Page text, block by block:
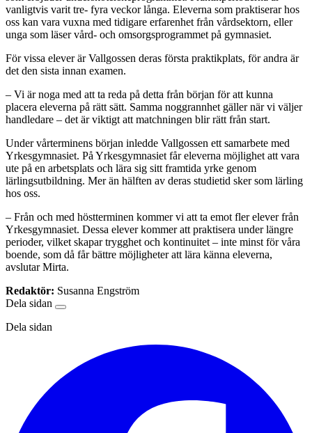
vanligtvis varit tre- fyra veckor långa. Eleverna som praktiserar hos
oss kan vara vuxna med tidigare erfarenhet från vårdsektorn, eller
unga som läser vård- och omsorgsprogrammet på gymnasiet.
För vissa elever är Vallgossen deras första praktikplats, för andra är
det den sista innan examen.
– Vi är noga med att ta reda på detta från början för att kunna
placera eleverna på rätt sätt. Samma noggrannhet gäller när vi väljer
handledare – det är viktigt att matchningen blir rätt från start.
Under vårterminens början inledde Vallgossen ett samarbete med
Yrkesgymnasiet. På Yrkesgymnasiet får eleverna möjlighet att vara
ute på en arbetsplats och lära sig sitt framtida yrke genom
lärlingsutbildning. Mer än hälften av deras studietid sker som lärling
hos oss.
– Från och med höstterminen kommer vi att ta emot fler elever från
Yrkesgymnasiet. Dessa elever kommer att praktisera under längre
perioder, vilket skapar trygghet och kontinuitet – inte minst för våra
boende, som då får bättre möjligheter att lära känna eleverna,
avslutar Mirta.
Redaktör: Susanna Engström
Dela sidan
Dela sidan